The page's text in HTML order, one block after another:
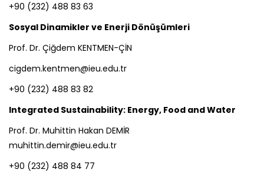
+90 (232) 488 83 63
Sosyal Dinamikler ve Enerji Dönüşümleri
Prof. Dr. Çiğdem KENTMEN-ÇİN
cigdem.kentmen@ieu.edu.tr
+90 (232) 488 83 82
Integrated Sustainability: Energy, Food and Water
Prof. Dr. Muhittin Hakan DEMİR
muhittin.demir@ieu.edu.tr
+90 (232) 488 84 77